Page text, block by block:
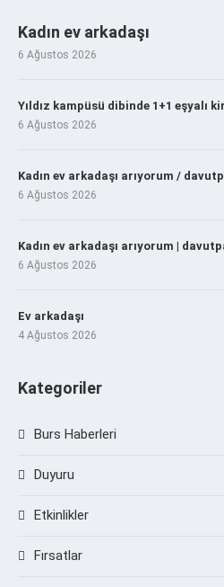
Kadın ev arkadaşı
6 Ağustos 2026
Yıldız kampüsü dibinde 1+1 eşyalı
6 Ağustos 2026
Kadın ev arkadaşı arıyorum /
6 Ağustos 2026
Kadın ev arkadaşı arıyorum |
6 Ağustos 2026
Ev arkadaşı
4 Ağustos 2026
Kategoriler
Burs Haberleri
Duyuru
Etkinlikler
Fırsatlar